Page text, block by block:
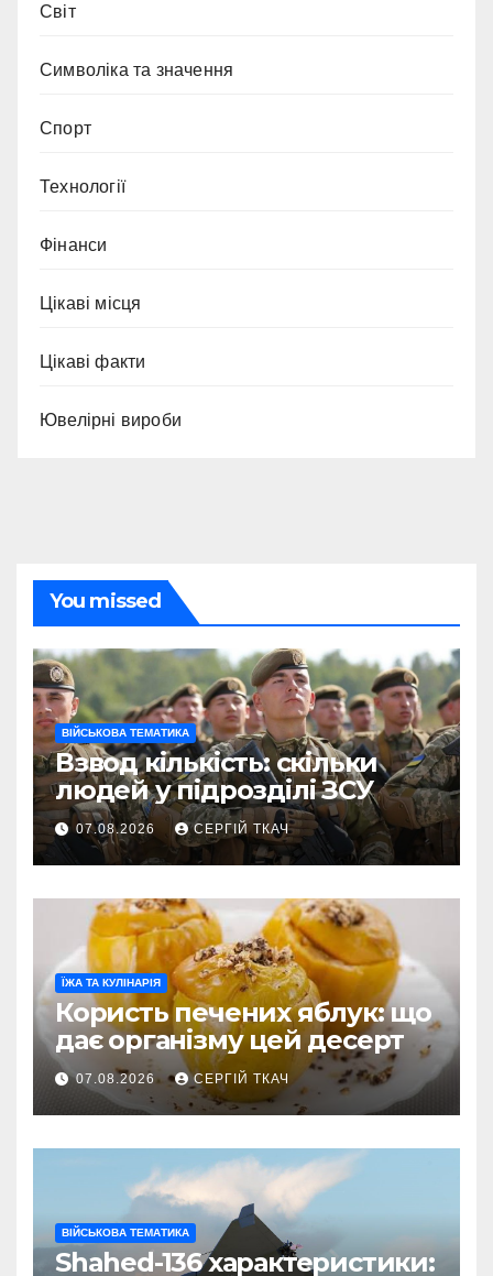
Світ
Символіка та значення
Спорт
Технології
Фінанси
Цікаві місця
Цікаві факти
Ювелірні вироби
You missed
ВІЙСЬКОВА ТЕМАТИКА
Взвод кількість: скільки
людей у підрозділі ЗСУ
07.08.2026 СЕРГІЙ ТКАЧ
ЇЖА ТА КУЛІНАРІЯ
Користь печених яблук: що
дає організму цей десерт
07.08.2026 СЕРГІЙ ТКАЧ
ВІЙСЬКОВА ТЕМАТИКА
Shahed-136 характеристики: